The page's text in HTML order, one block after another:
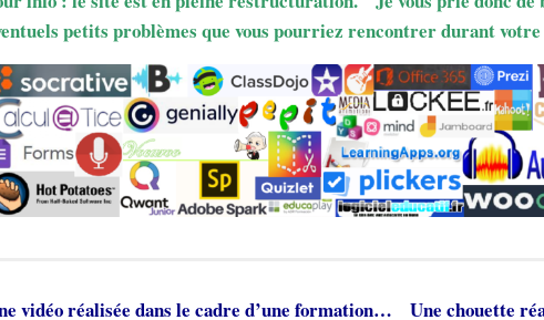
petits problèmes que vous pourriez rencontrer durant
vidéo réalisée dans le cadre d’une formation… Une chouette